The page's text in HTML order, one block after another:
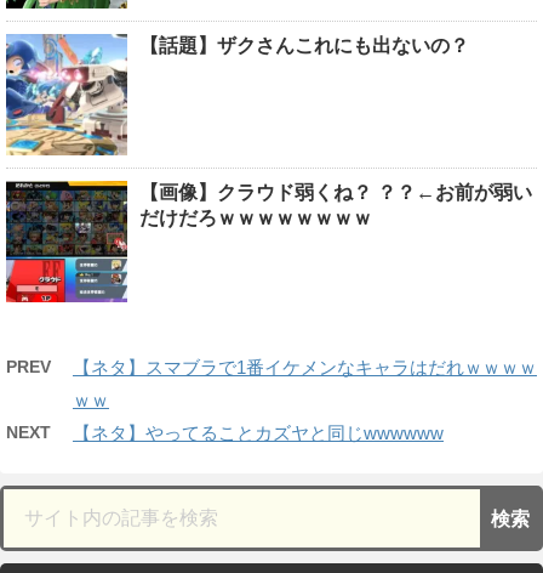
【話題】ザクさんこれにも出ないの？
【画像】クラウド弱くね？ ？？←お前が弱い
だけだろｗｗｗｗｗｗｗｗ
PREV
【ネタ】スマブラで1番イケメンなキャラはだれｗｗｗｗ
ｗｗ
NEXT 【ネタ】やってることカズヤと同じwwwwww